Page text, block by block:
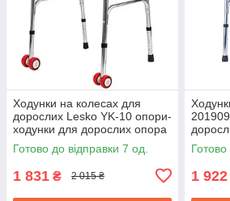
Ходунки на колесах для
дорослих Lesko YK-10 опори-
ходунки для дорослих опора
для ходьби
Готово до відправки 7 од.
1 831 ₴ 2 015 ₴
для
Готово
1 922